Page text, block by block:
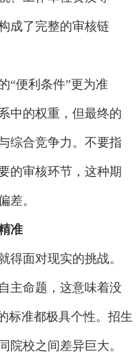
成了完整的审核链
便利条件”更为准
中的权重，但最终的
综合竞争力。不要指
的审核环节，这种期
差。
准
面对现实的挑战。
主命题，这意味着没
标准都极具个性。招生
院校之间差异巨大。